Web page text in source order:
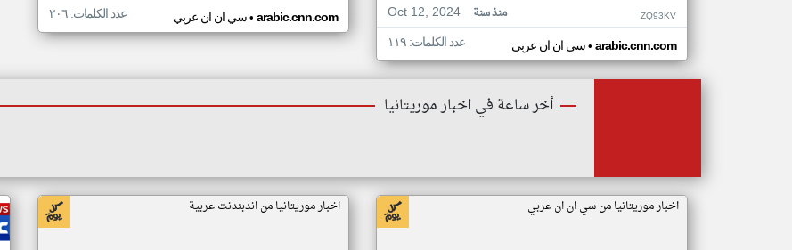
Oct 12, 2024
منذ سنة ZQ93KV
سي ان ان عربي• arabic.cnn.com عدد الكلمات: ١١٩
سي ان ان عربي• arabic.cnn.com عدد الكلمات: ٢٠٦
أخر ساعة في اخبار موريتانيا
اخبار موريتانيا من سي ان ان عربي اخبار موريتانيا من اندبندنت عربية